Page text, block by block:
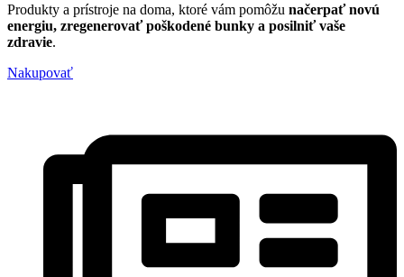
Produkty a prístroje na doma, ktoré vám pomôžu načerpať novú
energiu, zregenerovať poškodené bunky a posilniť vaše
zdravie.
Nakupovať